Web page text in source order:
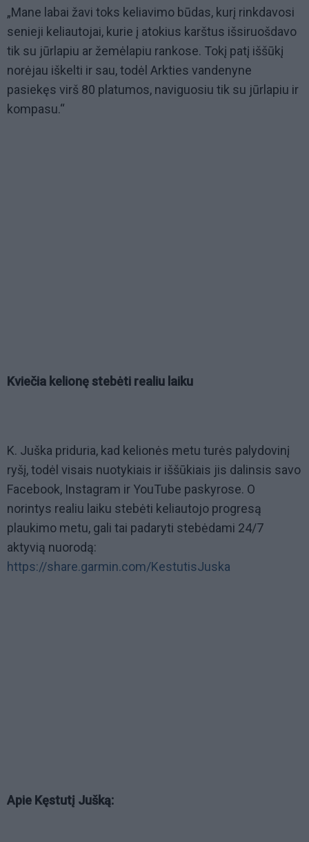
„Mane labai žavi toks keliavimo būdas, kurį rinkdavosi
senieji keliautojai, kurie į atokius karštus išsiruošdavo
tik su jūrlapiu ar žemėlapiu rankose. Tokį patį iššūkį
norėjau iškelti ir sau, todėl Arkties vandenyne
pasiekęs virš 80 platumos, naviguosiu tik su jūrlapiu ir
kompasu.“
Kviečia kelionę stebėti realiu laiku
K. Juška priduria, kad kelionės metu turės palydovinį
ryšį, todėl visais nuotykiais ir iššūkiais jis dalinsis savo
Facebook, Instagram ir YouTube paskyrose. O
norintys realiu laiku stebėti keliautojo progresą
plaukimo metu, gali tai padaryti stebėdami 24/7
aktyvią nuorodą:
https://share.garmin.com/KestutisJuska
Apie Kęstutį Jušką: